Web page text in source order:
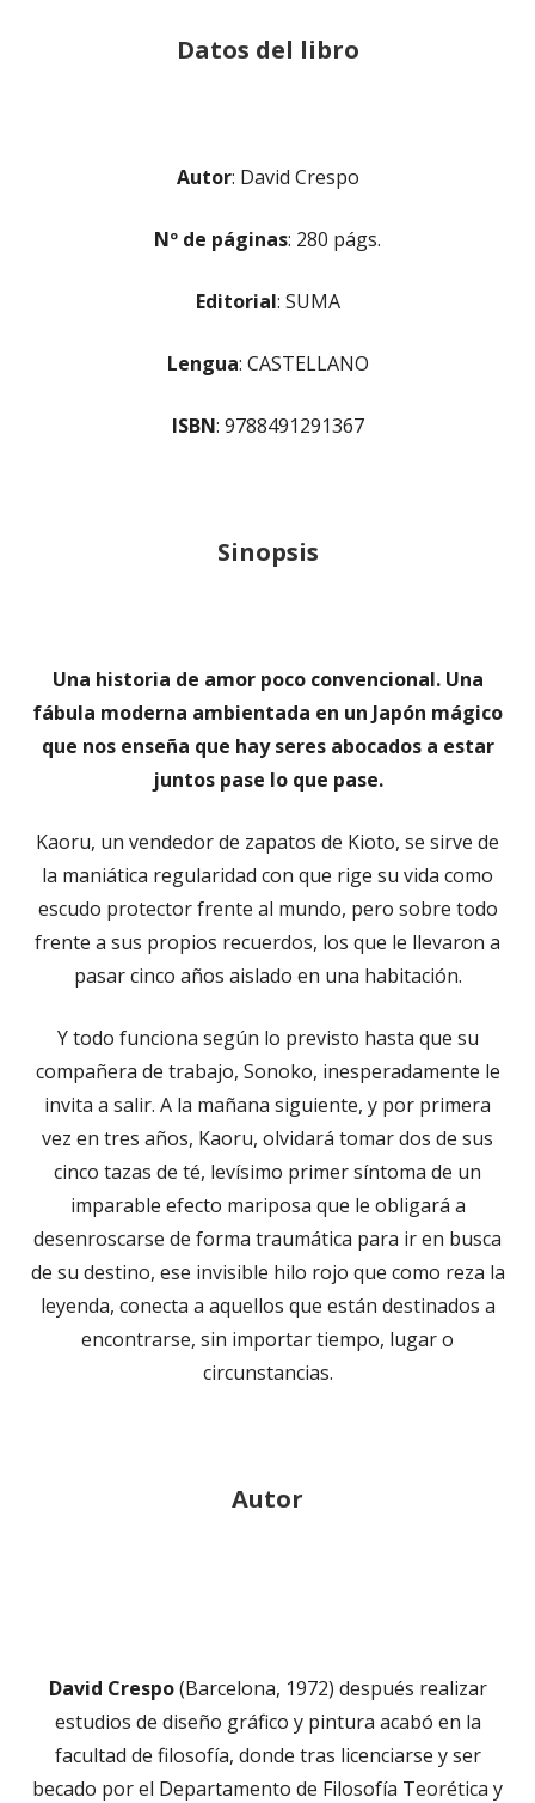
Datos del libro
Autor: David Crespo
Nº de páginas: 280 págs.
Editorial: SUMA
Lengua: CASTELLANO
ISBN: 9788491291367
Sinopsis
Una historia de amor poco convencional. Una
fábula moderna ambientada en un Japón mágico
que nos enseña que hay seres abocados a estar
juntos pase lo que pase.
Kaoru, un vendedor de zapatos de Kioto, se sirve de
la maniática regularidad con que rige su vida como
escudo protector frente al mundo, pero sobre todo
frente a sus propios recuerdos, los que le llevaron a
pasar cinco años aislado en una habitación.
Y todo funciona según lo previsto hasta que su
compañera de trabajo, Sonoko, inesperadamente le
invita a salir. A la mañana siguiente, y por primera
vez en tres años, Kaoru, olvidará tomar dos de sus
cinco tazas de té, levísimo primer síntoma de un
imparable efecto mariposa que le obligará a
desenroscarse de forma traumática para ir en busca
de su destino, ese invisible hilo rojo que como reza la
leyenda, conecta a aquellos que están destinados a
encontrarse, sin importar tiempo, lugar o
circunstancias.
Autor
David Crespo(Barcelona, 1972) después realizar
estudios de diseño gráfico y pintura acabó en la
facultad de filosofía, donde tras licenciarse y ser
becado por el Departamento de Filosofía Teorética y